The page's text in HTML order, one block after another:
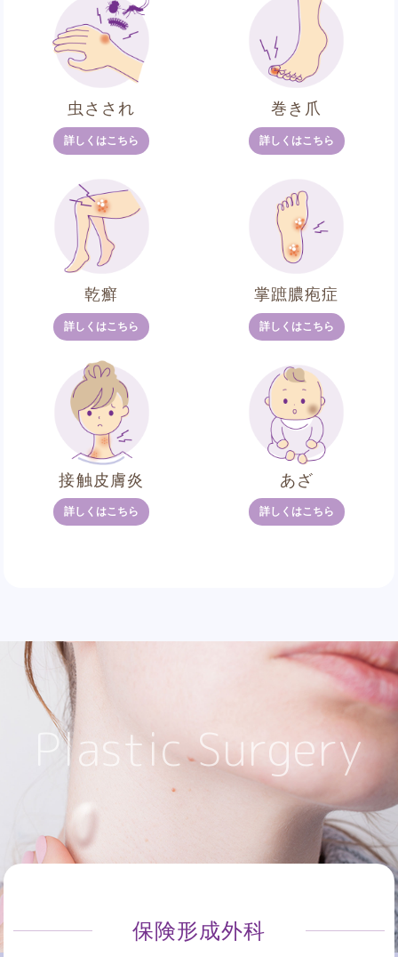
虫さされ
詳しくはこちら
巻き爪
詳しくはこちら
乾癬
詳しくはこちら
掌蹠膿疱症
詳しくはこちら
接触皮膚炎
詳しくはこちら
あざ
詳しくはこちら
保険形成外科